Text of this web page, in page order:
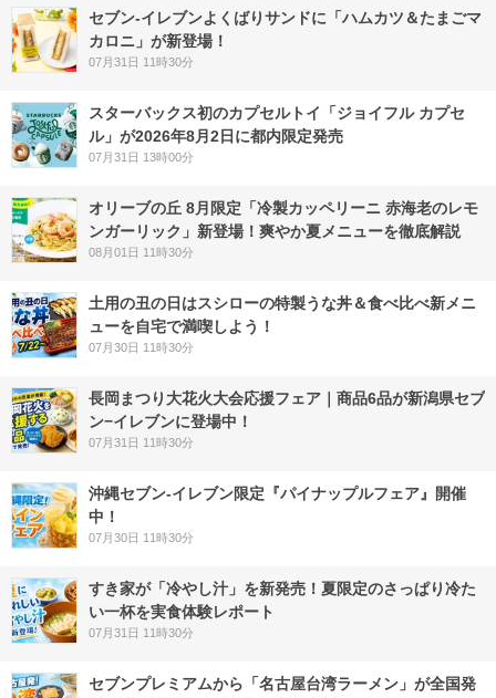
セブン‐イレブンよくばりサンドに「ハムカツ＆たまごマ
カロニ」が新登場！
07月31日 11時30分
スターバックス初のカプセルトイ「ジョイフル カプセ
ル」が2026年8月2日に都内限定発売
07月31日 13時00分
オリーブの丘 8月限定「冷製カッペリーニ 赤海老のレモ
ンガーリック」新登場！爽やか夏メニューを徹底解説
08月01日 11時30分
土用の丑の日はスシローの特製うな丼＆食べ比べ新メニ
ューを自宅で満喫しよう！
07月30日 11時30分
長岡まつり大花火大会応援フェア｜商品6品が新潟県セブ
ン−イレブンに登場中！
07月31日 11時30分
沖縄セブン‐イレブン限定『パイナップルフェア』開催
中！
07月30日 11時30分
すき家が「冷やし汁」を新発売！夏限定のさっぱり冷た
い一杯を実食体験レポート
07月31日 11時30分
セブンプレミアムから「名古屋台湾ラーメン」が全国発